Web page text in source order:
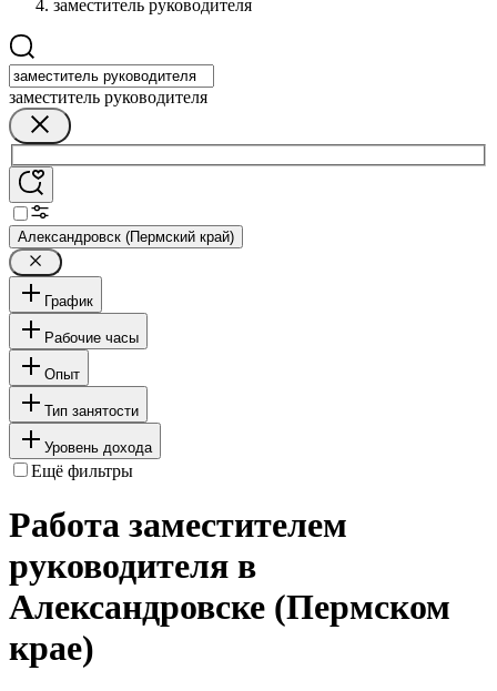
заместитель руководителя
заместитель руководителя
Александровск (Пермский край)
График
Рабочие часы
Опыт
Тип занятости
Уровень дохода
Ещё фильтры
Работа заместителем
руководителя в
Александровске (Пермском
крае)